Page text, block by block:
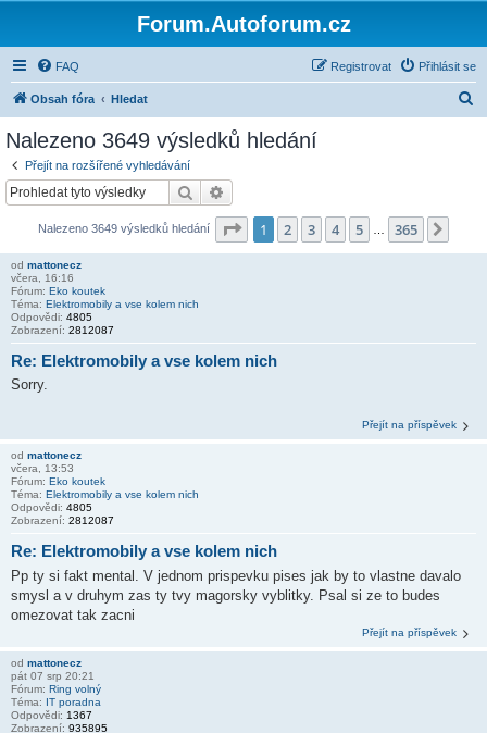
Forum.Autoforum.cz
FAQ Přihlásit se
Registrovat
Obsah fóra Hledat
Nalezeno 3649 výsledků hledání
Přejít na rozšířené vyhledávání
Hledat
Nalezeno 3649 výsledků hledání Stránka z 365
1 2 3 4 5 365
od mattonecz
včera, 16:16
Fórum: Eko koutek
Téma: Elektromobily a vse kolem nich
Odpovědi: 4805
Zobrazení: 2812087
Re: Elektromobily a vse kolem nich
Sorry.
Přejít na příspěvek
od mattonecz
včera, 13:53
Fórum: Eko koutek
Téma: Elektromobily a vse kolem nich
Odpovědi: 4805
Zobrazení: 2812087
Re: Elektromobily a vse kolem nich
Pp ty si fakt mental. V jednom prispevku pises jak by to vlastne davalo
smysl a v druhym zas ty tvy magorsky vyblitky. Psal si ze to budes
omezovat tak zacni
Přejít na příspěvek
od mattonecz
pát 07 srp 20:21
Fórum: Ring volný
Téma: IT poradna
Odpovědi: 1367
Zobrazení: 935895